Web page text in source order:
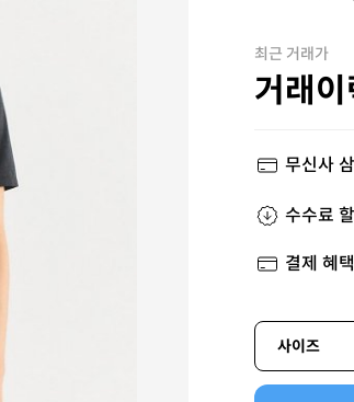
최근 거래가
거래
무신사
수수료
결제 혜택
사이즈